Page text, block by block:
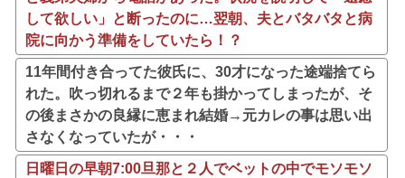
して欲しい」と断ったのに…翌朝、夫とバタバタと病
院に向かう準備をしていたら！？
11年間付き合ってた彼氏に、30才になった途端捨てら
れた。吹っ切れるまで２年も掛かってしまったが、そ
の後まさかの良縁に恵まれ結婚→元カレの事は思い出
さなくなっていたが・・・
日曜日の早朝7:00旦那と２人でベットの中でモソモソ